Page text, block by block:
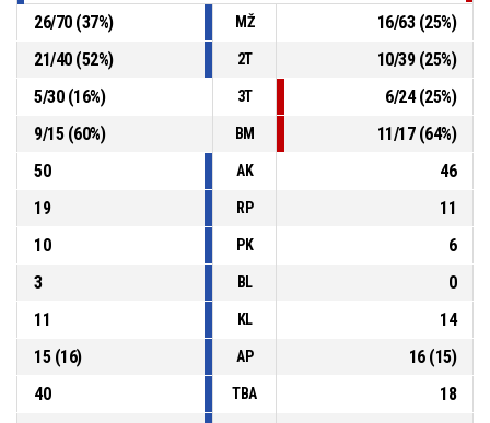
26/70(37%) MŽ 16/63(25%)
21/40(52%) 2T 10/39(25%)
5/30(16%) 3T 6/24(25%)
9/15(60%) BM 11/17(64%)
50
AK
46
19
RP
11
10
PK
6
3
BL
0
11
KL
14
15(16) AP 16(15)
40
TBA
18